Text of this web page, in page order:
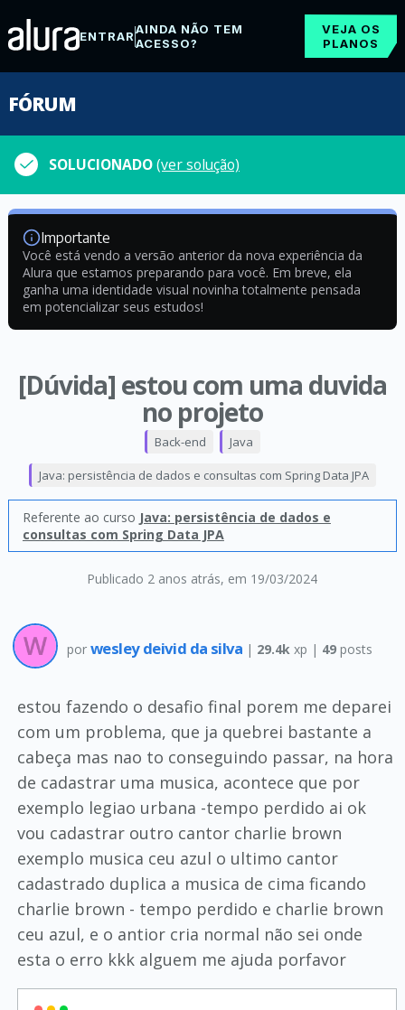
ENTRARAINDA NÃO TEM
ACESSO?
VEJA OS
PLANOS
FÓRUM
SOLUCIONADO(ver solução)
Importante
Você está vendo a versão anterior da nova experiência da
Alura que estamos preparando para você. Em breve, ela
ganha uma identidade visual novinha totalmente pensada
em potencializar seus estudos!
[Dúvida] estou com uma duvida
no projeto
Publicado 2 anos atrás, em 19/03/2024
Back-end Java
Java: persistência de dados e consultas com Spring Data JPA
Referente ao curso Java: persistência de dados e
consultas com Spring Data JPA
por wesley deivid da silva | 29.4k xp | 49 posts
estou fazendo o desafio final porem me deparei
com um problema, que ja quebrei bastante a
cabeça mas nao to conseguindo passar, na hora
de cadastrar uma musica, acontece que por
exemplo legiao urbana -tempo perdido ai ok
vou cadastrar outro cantor charlie brown
exemplo musica ceu azul o ultimo cantor
cadastrado duplica a musica de cima ficando
charlie brown - tempo perdido e charlie brown
ceu azul, e o antior cria normal não sei onde
esta o erro kkk alguem me ajuda porfavor